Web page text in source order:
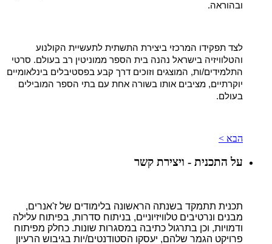
ובהוראה.
לצד תפקידו המרכזי ביצירת התשתית לתעשיית הקולנוע
והטלוויזיה בישראל נהנה בית הספר ממוניטין רב בעולם. סרטי
התלמידים/ות, המוצגים וזוכים דרך קבע בפסטיבלים בינלאומיים
יוקרתיים, מציבים אותו בשורה אחת עם בתי הספר המובילים
בעולם.
הבא >
על התכנית - ויצירת קשר
תכנית תתמקד בשנתה הראשונה בלימודים של ז'אנרים,
מבנים ונרטיבים טלוויזיוניים, בניתוח סדרות, בפיתוח עלילה
ודמויות, וכן בתרגול כתיבה במסגרות שונות. כחלק מפיתוח
פרויקט הגמר שלהם, יעסקו הסטודנטים/יות בגיבוש הרעיון